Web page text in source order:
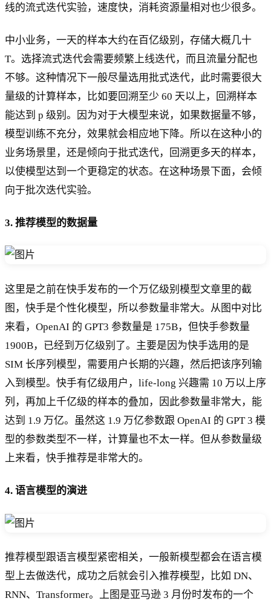
线的流式迭代实验，速度快，消耗资源量相对也少很多。
中小业务，一天的样本大约在百亿级别，存储大概几十
T。选择流式迭代会需要频繁上线迭代，而且流量分配也
不够。这种情况下一般尽量选用批式迭代，此时需要很大
量级的计算样本，比如要回溯至少 60 天以上，回溯样本
能达到 p 级别。因为对于大模型来说，如果数据量不够，
模型训练不充分，效果就会相应地下降。所以在这种小的
业务场景里，还是倾向于批式迭代，回溯更多天的样本，
以使模型达到一个更稳定的状态。在这种场景下面，会倾
向于批次迭代实验。
3. 推荐模型的数据量
这里是之前在快手发布的一个万亿级别模型文章里的截
图，快手是个性化模型，所以参数量非常大。从图中对比
来看，OpenAI 的 GPT3 参数量是 175B，但快手参数量
1900B，已经到万亿级别了。主要是因为快手选用的是
SIM 长序列模型，需要用户长期的兴趣，然后把该序列输
入到模型。快手有亿级用户，life-long 兴趣需 10 万以上序
列，再加上千亿级的样本的叠加，因此参数量非常大，能
达到 1.9 万亿。虽然这 1.9 万亿参数跟 OpenAI 的 GPT 3 模
型的参数类型不一样，计算量也不太一样。但从参数量级
上来看，快手推荐是非常大的。
4. 语言模型的演进
推荐模型跟语言模型紧密相关，一般新模型都会在语言模
型上去做迭代，成功之后就会引入推荐模型，比如 DN、
RNN、Transformer。上图是亚马逊 3 月份时发布的一个